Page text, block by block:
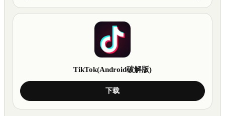
TikTok(Android破解版)
下载